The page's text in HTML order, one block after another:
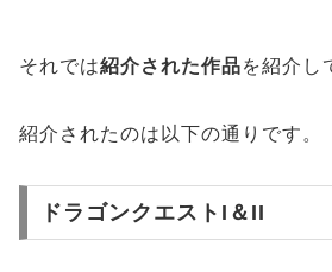
それでは紹介された作品を紹介し
紹介されたのは以下の通りです。
ドラゴンクエストI＆II